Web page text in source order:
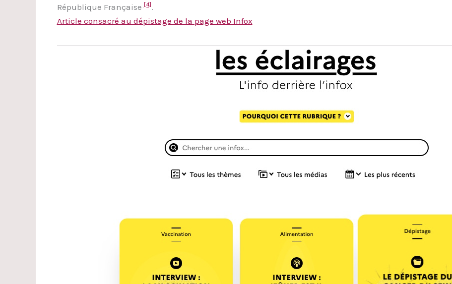
République Française[4].
Article consacré au dépistage de la page web Infox